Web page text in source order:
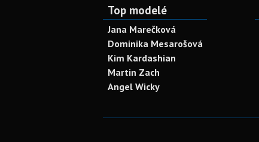
Top modelé
Jana Marečková
Dominika Mesarošová
Kim Kardashian
Martin Zach
Angel Wicky